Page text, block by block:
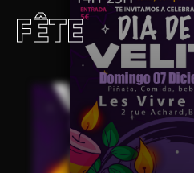
FÊTE